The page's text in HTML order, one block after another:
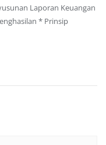
Laporan Keuangan
* Prinsip